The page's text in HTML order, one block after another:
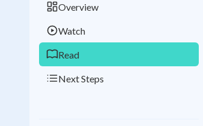
Overview
Watch
Read
Next Steps